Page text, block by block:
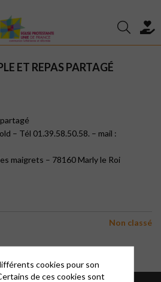
ET REPAS PARTAGÉ
– Tél 01.39.58.50.58. – mail :
maigrets – 78160 Marly le Roi
Non classé
cookies pour son
de ces cookies sont